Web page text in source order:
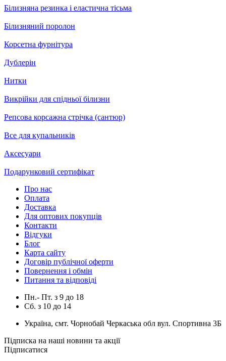
Білизняна резинка і еластична тісьма
Білизняний поролон
Корсетна фурнітура
Дублерін
Нитки
Викрійки для спідньої білизни
Репсова корсажна стрічка (сантюр)
Все для купальників
Аксесуари
Подарунковий сертифікат
Про нас
Оплата
Доставка
Для оптових покупців
Контакти
Відгуки
Блог
Карта сайту
Договір публічної оферти
Повернення і обмін
Питання та відповіді
Пн.- Пт. з 9 до 18
Сб. з 10 до 14
Україна, смт. Чорнобай Черкаська обл вул. Спортивна 3Б
Підписка на наші новини та акції
Підписатися